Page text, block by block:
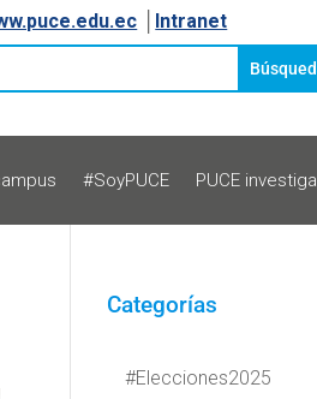
Intranet
#SoyPUCE PUCE investiga
Categorías
#Elecciones2025